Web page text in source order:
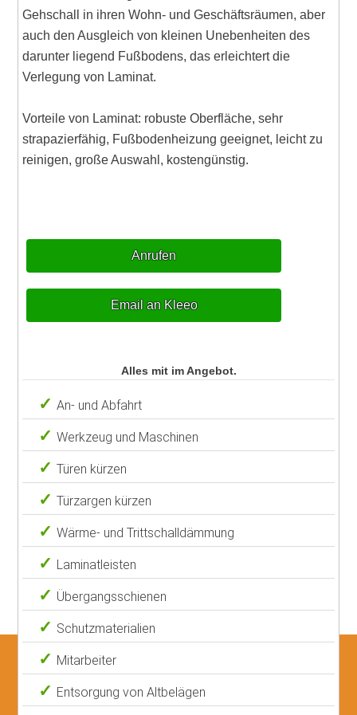
Gehschall in ihren Wohn- und Geschäftsräumen, aber
auch den Ausgleich von kleinen Unebenheiten des
darunter liegend Fußbodens, das erleichtert die
Verlegung von Laminat.
Vorteile von Laminat: robuste Oberfläche, sehr
strapazierfähig, Fußbodenheizung geeignet, leicht zu
reinigen, große Auswahl, kostengünstig.
Anrufen
Email an Kleeo
Alles mit im Angebot.
An- und Abfahrt
Werkzeug und Maschinen
Türen kürzen
Türzargen kürzen
Wärme- und Trittschalldämmung
Laminatleisten
Übergangsschienen
Schutzmaterialien
Mitarbeiter
Entsorgung von Altbelägen